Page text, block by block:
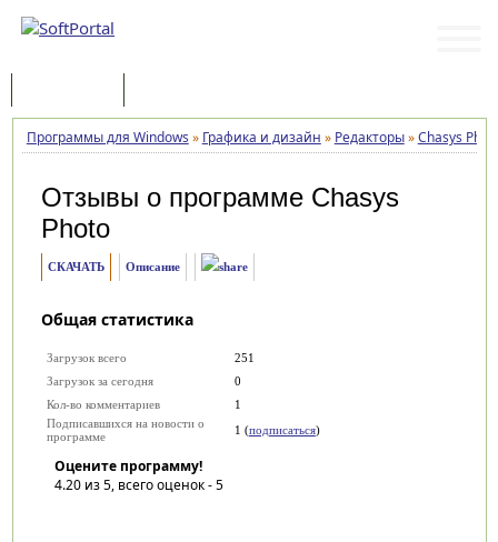
Программы для Windows » Графика и дизайн » Редакторы»Chasys
Отзывы о программе Chasys
Photo
СКАЧАТЬ Описание
Общая статистика
Загрузок всего
251
Загрузок за сегодня
0
Кол-во комментариев
1
Подписавшихся на новости о
программе
1 (подписаться)
Оцените программу!
4.20из 5, всего оценок -5